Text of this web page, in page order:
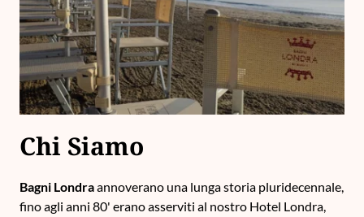
Chi Siamo
Bagni Londraannoverano una lunga storia pluridecennale,
fino agli anni 80' erano asserviti al nostro Hotel Londra,